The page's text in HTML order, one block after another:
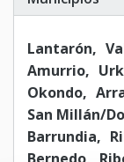
Lantarón
Amurrio
Okondo
San Millán/
Barrundia